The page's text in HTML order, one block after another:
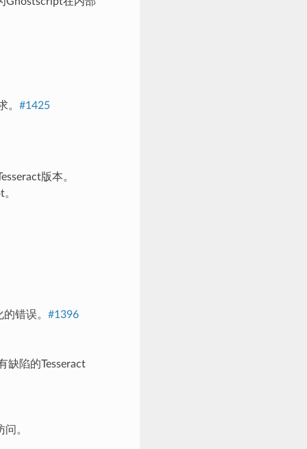
。 #1425
版本。
错误。 #1396
缺陷的Tesseract
。